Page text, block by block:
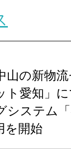
山の新物
ト愛知」
システム「
を開始